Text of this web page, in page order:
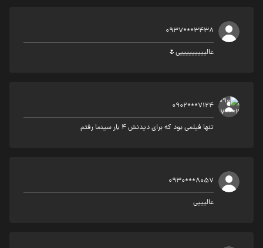
0937***3438
عالیییییییییی🌷
0902***7124
تنها فیلمی بود که برای دیدنش ۴ بار سینما رفتم
0930***8057
عالیییی